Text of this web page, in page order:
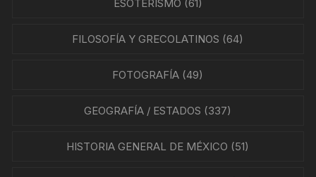
ESOTERISMO (61)
FILOSOFÍA Y GRECOLATINOS (64)
FOTOGRAFÍA (49)
GEOGRAFÍA / ESTADOS (337)
HISTORIA GENERAL DE MÉXICO (51)